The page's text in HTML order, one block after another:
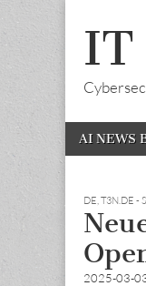
IT
Main
menu
Skip
AI NEWS
DE,T3N.DE -
2025-03-